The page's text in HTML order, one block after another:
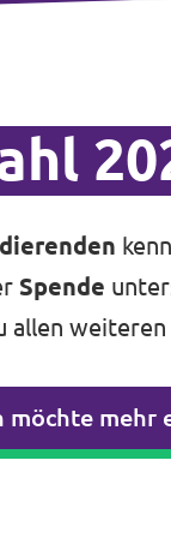
Spende
allen
möchte mehr